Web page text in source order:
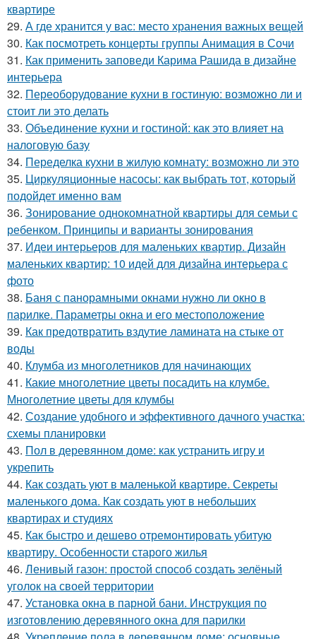
квартире
29. А где хранится у вас: место хранения важных вещей
30. Как посмотреть концерты группы Анимация в Сочи
31. Как применить заповеди Карима Рашида в дизайне
интерьера
32. Переоборудование кухни в гостиную: возможно ли и
стоит ли это делать
33. Объединение кухни и гостиной: как это влияет на
налоговую базу
34. Переделка кухни в жилую комнату: возможно ли это
35. Циркуляционные насосы: как выбрать тот, который
подойдет именно вам
36. Зонирование однокомнатной квартиры для семьи с
ребенком. Принципы и варианты зонирования
37. Идеи интерьеров для маленьких квартир. Дизайн
маленьких квартир: 10 идей для дизайна интерьера с
фото
38. Баня с панорамными окнами нужно ли окно в
парилке. Параметры окна и его местоположение
39. Как предотвратить вздутие ламината на стыке от
воды
40. Клумба из многолетников для начинающих
41. Какие многолетние цветы посадить на клумбе.
Многолетние цветы для клумбы
42. Создание удобного и эффективного дачного участка:
схемы планировки
43. Пол в деревянном доме: как устранить игру и
укрепить
44. Как создать уют в маленькой квартире. Секреты
маленького дома. Как создать уют в небольших
квартирах и студиях
45. Как быстро и дешево отремонтировать убитую
квартиру. Особенности старого жилья
46. Ленивый газон: простой способ создать зелёный
уголок на своей территории
47. Установка окна в парной бани. Инструкция по
изготовлению деревянного окна для парилки